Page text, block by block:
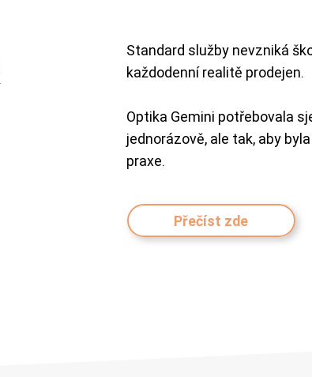
Standard služby nevzniká
každodenní realitě prodejen.
Optika Gemini potřebovala
jednorázově, ale tak, aby
praxe.
Přečíst zde